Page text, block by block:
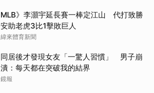
MLB》李灝宇延長賽一棒定江山 代打致勝
安助老虎3比1擊敗巨人
緯來體育新聞
同居後才發現女友「一驚人習慣」 男子崩
潰：每天都在突破我的結界
鏡報